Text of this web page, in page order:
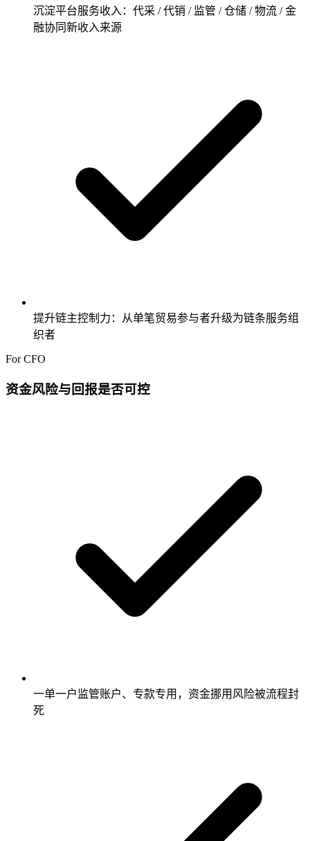
沉淀平台服务收入：代采 / 代销 / 监管 / 仓储 / 物流 / 金
融协同新收入来源
提升链主控制力：从单笔贸易参与者升级为链条服务组
织者
For CFO
资金风险与回报是否可控
一单一户监管账户、专款专用，资金挪用风险被流程封
死